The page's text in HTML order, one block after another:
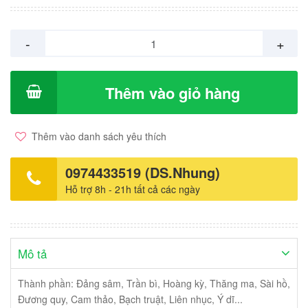
135.000vnd/ Hộp 15 túi x 5gram hoàn cứng.
- +
Thêm vào giỏ hàng
Thêm vào danh sách yêu thích
0974433519 (DS.Nhung)
Hỗ trợ 8h - 21h tất cả các ngày
Mô tả
Thành phần: Đảng sâm, Trần bì, Hoàng kỳ, Thăng ma, Sài hồ,
Đương quy, Cam thảo, Bạch truật, Liên nhục, Ý dĩ...